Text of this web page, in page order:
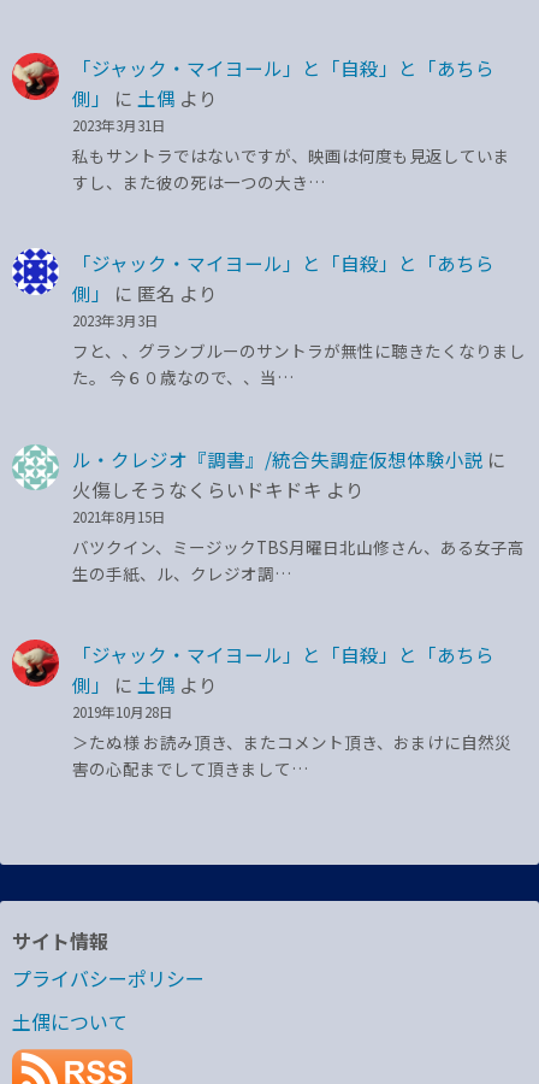
「ジャック・マイヨール」と「自殺」と「あちら
側」
に 土偶 より
2023年3月31日
私もサントラではないですが、映画は何度も見返していま
すし、また彼の死は一つの大き…
「ジャック・マイヨール」と「自殺」と「あちら
側」
に 匿名 より
2023年3月3日
フと、、グランブルーのサントラが無性に聴きたくなりまし
た。 今６０歳なので、、当…
ル・クレジオ『調書』/統合失調症仮想体験小説 に
火傷しそうなくらいドキドキ より
2021年8月15日
バツクイン、ミージックTBS月曜日北山修さん、ある女子高
生の手紙、ル、クレジオ調…
「ジャック・マイヨール」と「自殺」と「あちら
側」
に 土偶 より
2019年10月28日
＞たぬ様 お読み頂き、またコメント頂き、おまけに自然災
害の心配までして頂きまして…
サイト情報
プライバシーポリシー
土偶について